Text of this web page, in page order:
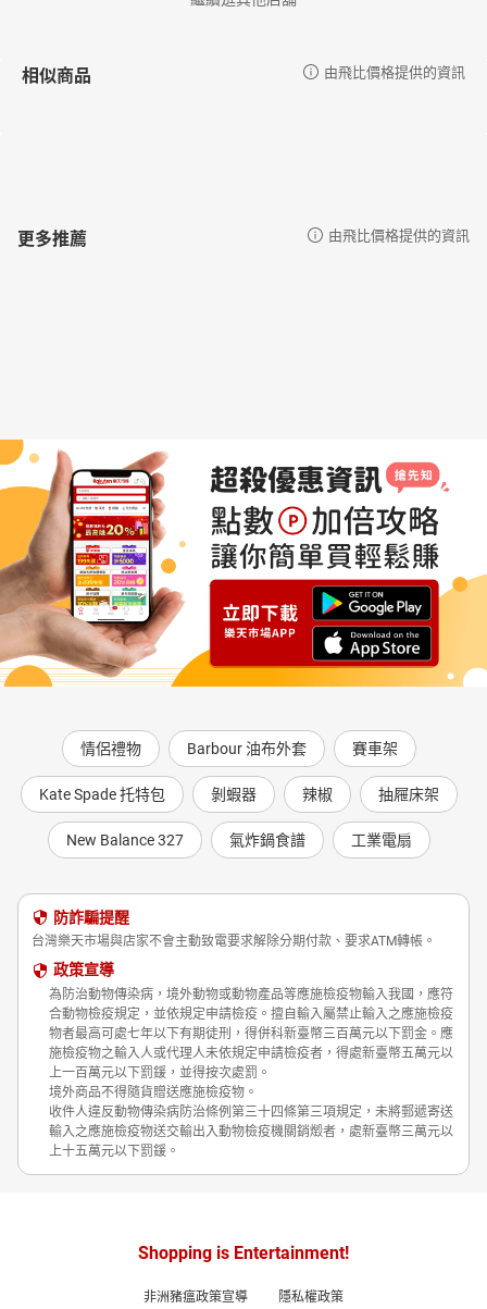
相似商品 由飛比價格提供的資訊
更多推薦 由飛比價格提供的資訊
情侶禮物 Barbour 油布外套 賽車架
Kate Spade 托特包 剝蝦器 辣椒 抽屜床架
New Balance 327 氣炸鍋食譜 工業電扇
防詐騙提醒
台灣樂天市場與店家不會主動致電要求解除分期付款、要求ATM轉帳。
政策宣導
為防治動物傳染病，境外動物或動物產品等應施檢疫物輸入我國，應符
合動物檢疫規定，並依規定申請檢疫。擅自輸入屬禁止輸入之應施檢疫
物者最高可處七年以下有期徒刑，得併科新臺幣三百萬元以下罰金。應
施檢疫物之輸入人或代理人未依規定申請檢疫者，得處新臺幣五萬元以
上一百萬元以下罰鍰，並得按次處罰。
境外商品不得隨貨贈送應施檢疫物。
收件人違反動物傳染病防治條例第三十四條第三項規定，未將郵遞寄送
輸入之應施檢疫物送交輸出入動物檢疫機關銷燬者，處新臺幣三萬元以
上十五萬元以下罰鍰。
Shopping is Entertainment!
非洲豬瘟政策宣導 隱私權政策